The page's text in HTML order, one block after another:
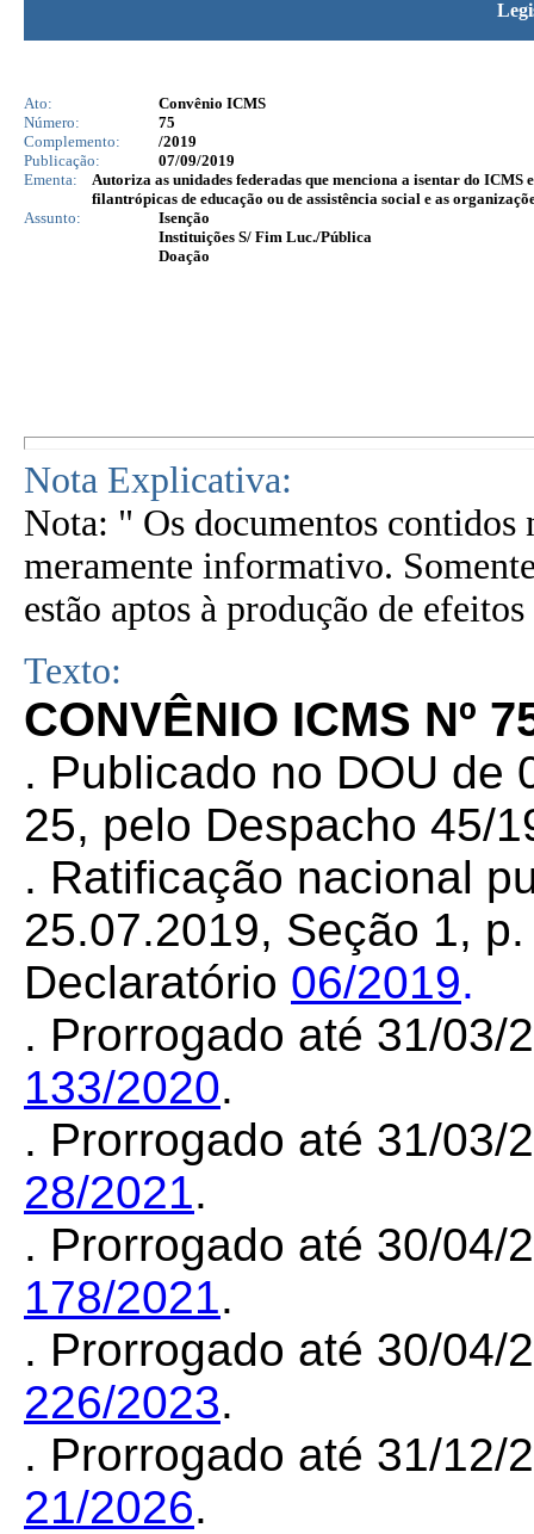
Ato:
Convênio ICMS
Número:
75
Complemento:
/2019
Publicação:
07/09/2019
Ementa:
Autoriza as unidades federadas que menciona a isentar do ICMS
filantrópicas de educação ou de assistência social e as
Assunto:
Isenção
Instituições S/ Fim Luc./Pública
Doação
Nota Explicativa:
Nota: " Os documentos contidos
meramente informativo.
estão aptos à produção de
Texto:
CONVÊNIO ICMS Nº
. Publicado no DOU de
25, pelo Despacho 45/
. Ratificação nacional
25.07.2019, Seção 1,
Declaratório 06/2019.
. Prorrogado até 31/03/
133/2020.
. Prorrogado até 31/03/
28/2021.
. Prorrogado até 30/04/
178/2021.
. Prorrogado até 30/04/
226/2023.
. Prorrogado até 31/12/
21/2026.